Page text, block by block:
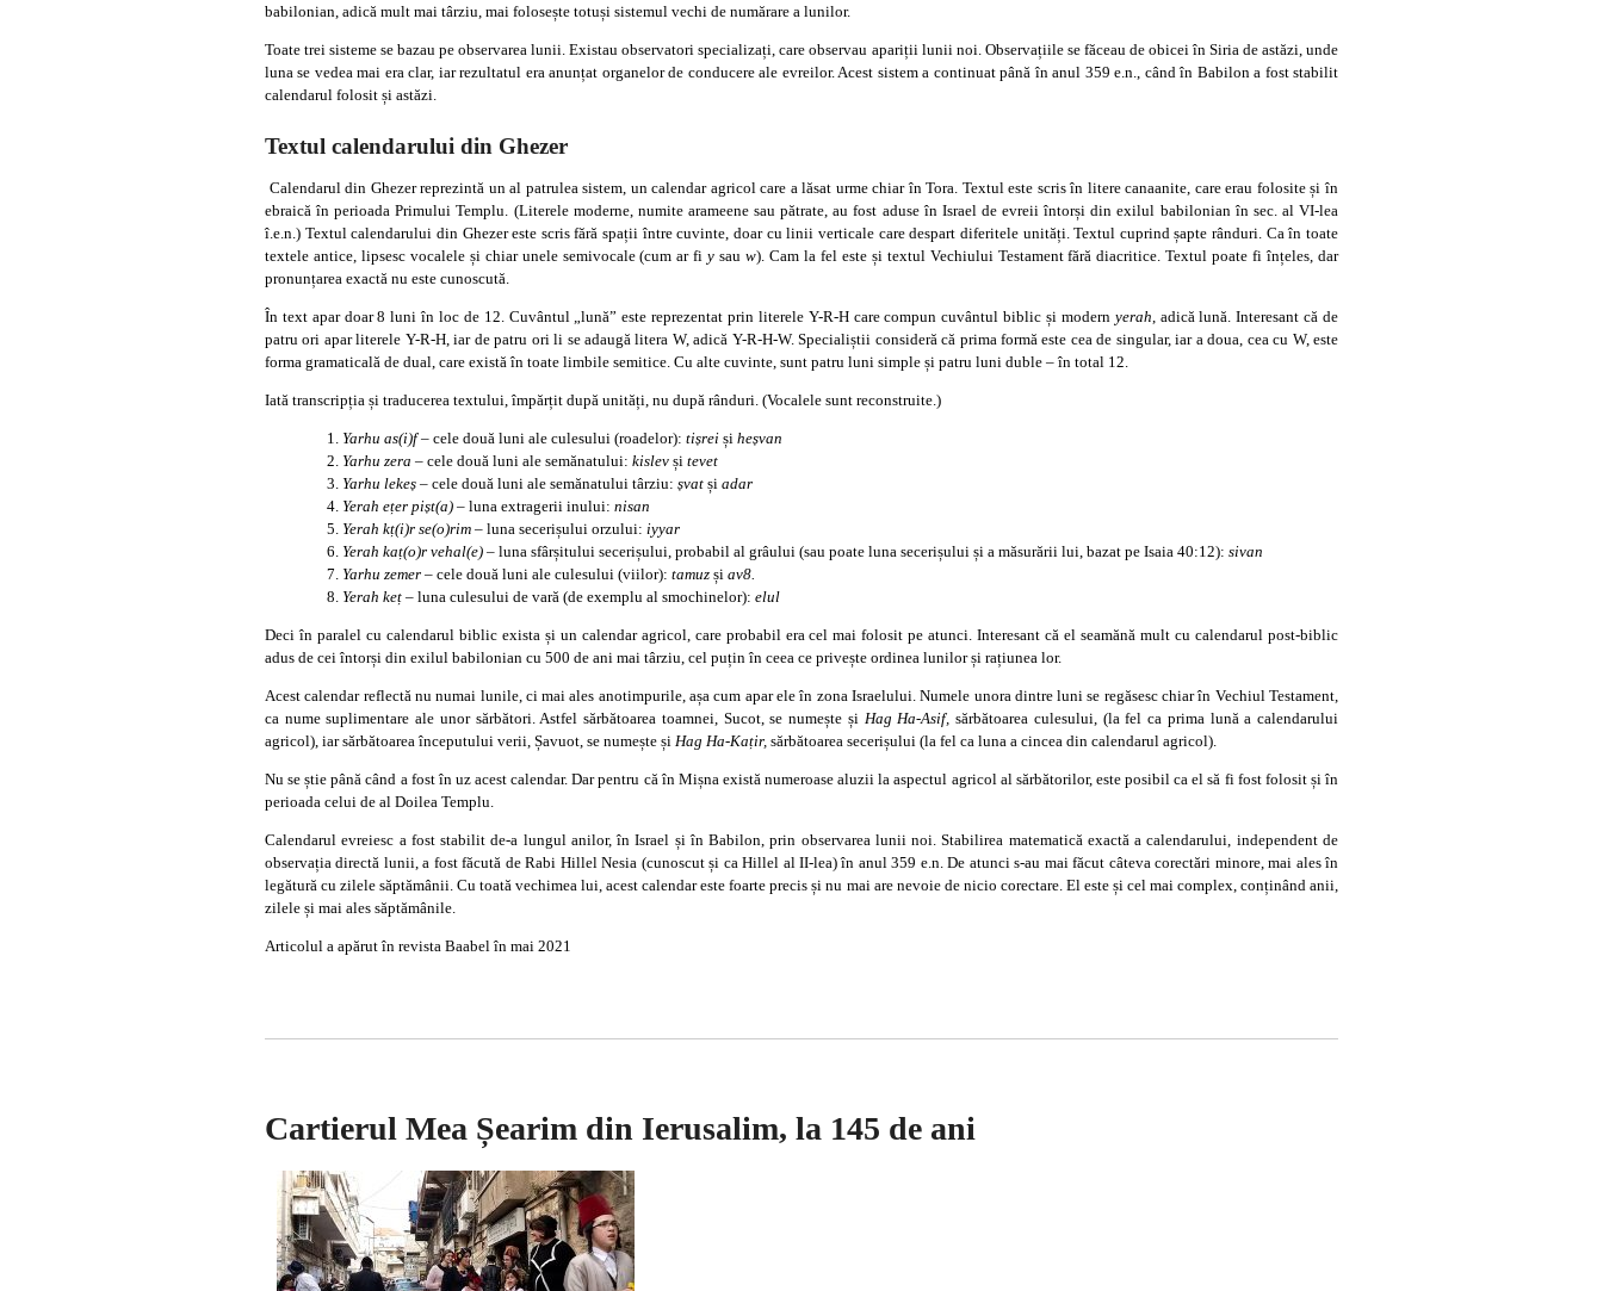
babilonian, adică mult mai târziu, mai folosește totuși sistemul vechi de numărare a lunilor.
Toate trei sisteme se bazau pe observarea lunii. Existau observatori specializați, care observau apariții lunii noi. Observațiile se făceau de obicei în Siria de astăzi, unde
luna se vedea mai era clar, iar rezultatul era anunțat organelor de conducere ale evreilor. Acest sistem a continuat până în anul 359 e.n., când în Babilon a fost stabilit
calendarul folosit și astăzi.
Textul calendarului din Ghezer
Calendarul din Ghezer reprezintă un al patrulea sistem, un calendar agricol care a lăsat urme chiar în Tora. Textul este scris în litere canaanite, care erau folosite și în
ebraică în perioada Primului Templu. (Literele moderne, numite arameene sau pătrate, au fost aduse în Israel de evreii întorși din exilul babilonian în sec. al VI-lea
î.e.n.) Textul calendarului din Ghezer este scris fără spații între cuvinte, doar cu linii verticale care despart diferitele unități. Textul cuprind șapte rânduri. Ca în toate
textele antice, lipsesc vocalele și chiar unele semivocale (cum ar fiysauw). Cam la fel este și textul Vechiului Testament fără diacritice. Textul poate fi înțeles, dar
pronunțarea exactă nu este cunoscută.
În text apar doar 8 luni în loc de 12. Cuvântul „lună” este reprezentat prin literele Y-R-H care compun cuvântul biblic și modern yerah, adică lună. Interesant că de
patru ori apar literele Y-R-H, iar de patru ori li se adaugă litera W, adică Y-R-H-W. Specialiștii consideră că prima formă este cea de singular, iar a doua, cea cu W, este
forma gramaticală de dual, care există în toate limbile semitice. Cu alte cuvinte, sunt patru luni simple și patru luni duble – în total 12.
Iată transcripția și traducerea textului, împărțit după unități, nu după rânduri. (Vocalele sunt reconstruite.)
Yarhu as(i)f– cele două luni ale culesului (roadelor): tișrei și heșvan
Yarhu zera – cele două luni ale semănatului: kislev și tevet
Yarhu lekeș – cele două luni ale semănatului târziu: șvat și adar
Yerah ețer pișt(a) – luna extragerii inului: nisan
Yerah kț(i)r se(o)rim – luna secerișului orzului: iyyar
Yerah kaț(o)r vehal(e) – luna sfârșitului secerișului, probabil al grâului (sau poate luna secerișului și a măsurării lui, bazat pe Isaia 40:12): sivan
Yarhu zemer – cele două luni ale culesului (viilor): tamuz și av8.
Yerah keț – luna culesului de vară (de exemplu al smochinelor): elul
Deci în paralel cu calendarul biblic exista și un calendar agricol, care probabil era cel mai folosit pe atunci. Interesant că el seamănă mult cu calendarul post-biblic
adus de cei întorși din exilul babilonian cu 500 de ani mai târziu, cel puțin în ceea ce privește ordinea lunilor și rațiunea lor.
Acest calendar reflectă nu numai lunile, ci mai ales anotimpurile, așa cum apar ele în zona Israelului. Numele unora dintre luni se regăsesc chiar în Vechiul Testament,
ca nume suplimentare ale unor sărbători. Astfel sărbătoarea toamnei, Sucot, se numește și HagHa-Asif,sărbătoarea culesului, (la fel ca prima lună a calendarului
agricol), iar sărbătoarea începutului verii, Șavuot, se numește și Hag Ha-Kațir, sărbătoarea secerișului (la fel ca luna a cincea din calendarul agricol).
Nu se știe până când a fost în uz acest calendar. Dar pentru că în Mișna există numeroase aluzii la aspectul agricol al sărbătorilor, este posibil ca el să fi fost folosit și în
perioada celui de al Doilea Templu.
Calendarul evreiesc a fost stabilit de-a lungul anilor, în Israel și în Babilon, prin observarea lunii noi. Stabilirea matematică exactă a calendarului, independent de
observația directă lunii, a fost făcută de Rabi Hillel Nesia (cunoscut și ca Hillel al II-lea) în anul 359 e.n. De atunci s-au mai făcut câteva corectări minore, mai ales în
legătură cu zilele săptămânii. Cu toată vechimea lui, acest calendar este foarte precis și nu mai are nevoie de nicio corectare. El este și cel mai complex, conținând anii,
zilele și mai ales săptămânile.
Articolul a apărut în revista Baabel în mai 2021
Cartierul Mea Șearim din Ierusalim, la 145 de ani